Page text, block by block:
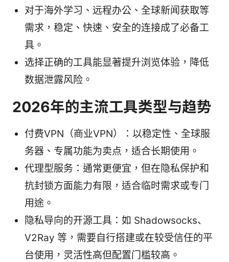
对于海外学习、远程办公、全球新闻获取等
需求，稳定、快速、安全的连接成了必备工
具。
选择正确的工具能显著提升浏览体验，降低
数据泄露风险。
2026年的主流工具类型与趋势
付费VPN（商业VPN）：以稳定性、全球服
务器、专属功能为卖点，适合长期使用。
代理型服务：通常更便宜，但在隐私保护和
抗封锁方面能力有限，适合临时需求或专门
用途。
隐私导向的开源工具：如 Shadowsocks、
V2Ray 等，需要自行搭建或在较受信任的平
台使用，灵活性高但配置门槛较高。